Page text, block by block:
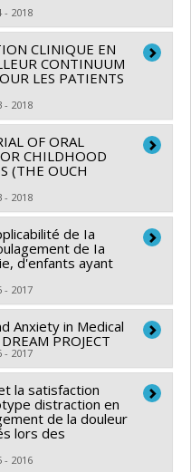
Marie-Josée Levert
Ministère de la Santé
2018
CLINIQUE EN
CONTINUUM
LES PATIENTS
2018
,Sylvie Le
,Janusz
Marie-Josée Levert
Instituts de recherche
PVX88932-(PASS)
des services de santé
OF ORAL
CHILDHOOD
(THE OUCH
2018
May
,Serge Gouin,Benoît
Instituts de recherche
PVXX5647-(MOP)
incluant les
programmatiques
de Ia
de Ia
d'enfants ayant
2017
May
Grands brûlés
Anxiety in Medical
PROJECT
2017
May
,Édith Villeneuve,David
Bouchard
la satisfaction
distraction en
de la douleur
lors des
2016